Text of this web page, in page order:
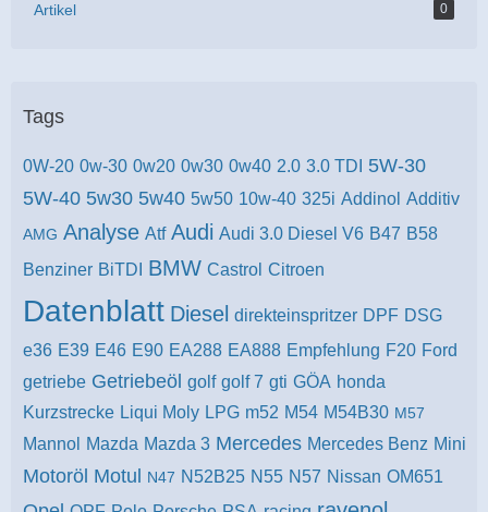
Artikel 0
Tags
0W-20 0w-30 0w20 0w30 0w40 2.0 3.0 TDI
5W-30
5W-40 5w30 5w40 5w50 10w-40 325i Addinol Additiv
AMG Analyse Atf Audi Audi 3.0 Diesel V6 B47 B58
Benziner BiTDI BMW Castrol Citroen
Datenblatt Diesel direkteinspritzer DPF DSG
e36 E39 E46 E90 EA288 EA888 Empfehlung F20 Ford
getriebe Getriebeöl golf golf 7 gti GÖA honda
Kurzstrecke Liqui Moly LPG m52 M54 M54B30 M57
Mannol Mazda Mazda 3 Mercedes Mercedes Benz Mini
Motoröl Motul N47 N52B25 N55 N57 Nissan OM651